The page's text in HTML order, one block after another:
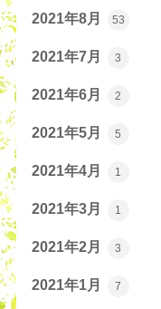
2021年8月 53
2021年7月 3
2021年6月 2
2021年5月 5
2021年4月 1
2021年3月 1
2021年2月 3
2021年1月 7